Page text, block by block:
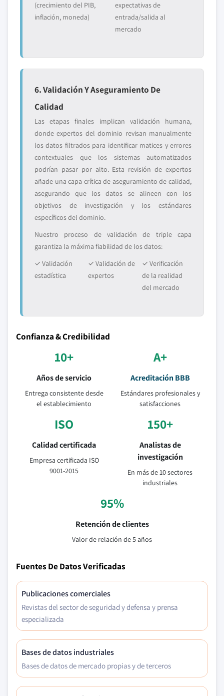
(crecimiento del PIB,
inflación, moneda)
expectativas de
entrada/salida al
mercado
6. Validación Y Aseguramiento De
Calidad
Las etapas finales implican validación humana,
donde expertos del dominio revisan manualmente
los datos filtrados para identificar matices y errores
contextuales que los sistemas automatizados
podrían pasar por alto. Esta revisión de expertos
añade una capa crítica de aseguramiento de calidad,
asegurando que los datos se alineen con los
objetivos de investigación y los estándares
específicos del dominio.
Nuestro proceso de validación de triple capa
garantiza la máxima fiabilidad de los datos:
✓ Validación
estadística
✓ Validación de
expertos
✓ Verificación
de la realidad
del mercado
Confianza & Credibilidad
10+
Años de servicio
Entrega consistente desde
el establecimiento
A+
Acreditación BBB
Estándares profesionales y
satisfacciones
ISO
Calidad certificada
Empresa certificada ISO
9001-2015
150+
Analistas de
investigación
En más de 10 sectores
industriales
95%
Retención de clientes
Valor de relación de 5 años
Fuentes De Datos Verificadas
Publicaciones comerciales
Revistas del sector de seguridad y defensa y prensa
especializada
Bases de datos industriales
Bases de datos de mercado propias y de terceros